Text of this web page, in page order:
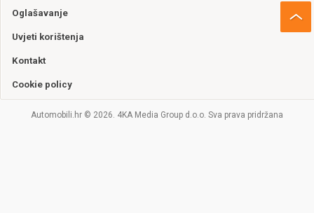
Oglašavanje
Uvjeti korištenja
Kontakt
Cookie policy
Automobili.hr © 2026. 4KA Media Group d.o.o. Sva prava pridržana